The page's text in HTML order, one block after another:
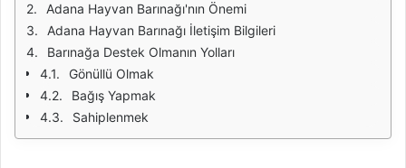
Adana Hayvan Barınağı'nın Önemi
Adana Hayvan Barınağı İletişim Bilgileri
Barınağa Destek Olmanın Yolları
Gönüllü Olmak
Bağış Yapmak
Sahiplenmek